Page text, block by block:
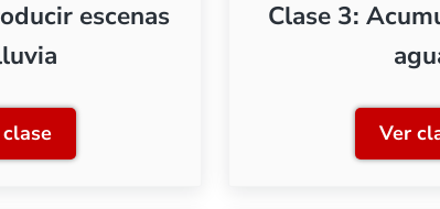
escenas
Clase 2: Reproducir escenas de lluvia
Clase 3:
Ver